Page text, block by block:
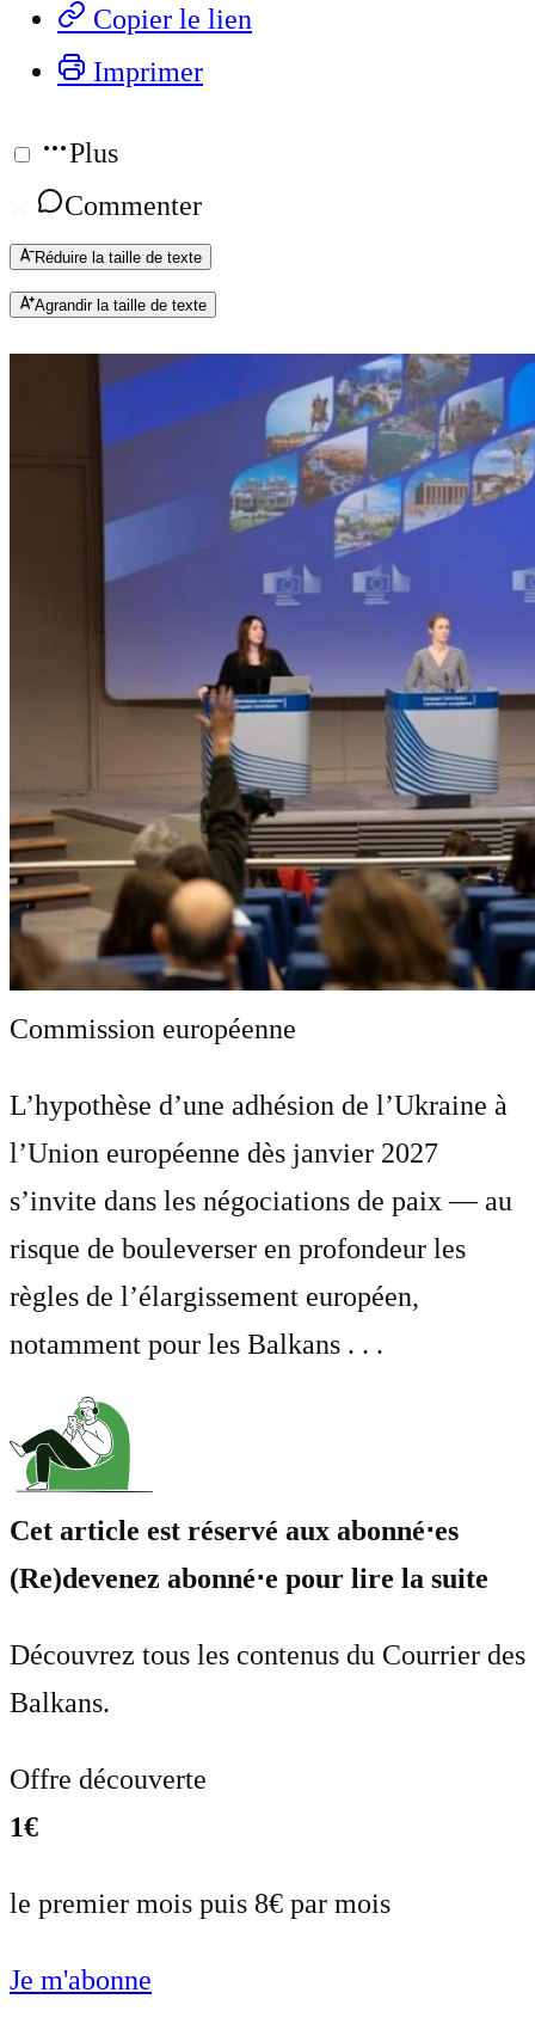
Copier le lien
Imprimer
Plus
Commenter
Réduire la taille de texte
Agrandir la taille de texte
Commission européenne
L’hypothèse d’une adhésion de l’Ukraine à
l’Union européenne dès janvier 2027
s’invite dans les négociations de paix — au
risque de bouleverser en profondeur les
règles de l’élargissement européen,
notamment pour les Balkans . . .
Cet article est réservé aux abonné⋅es
(Re)devenez abonné⋅e pour lire la suite
Découvrez tous les contenus du Courrier des
Balkans.
Offre découverte
1€
le premier mois puis 8€ par mois
Je m'abonne